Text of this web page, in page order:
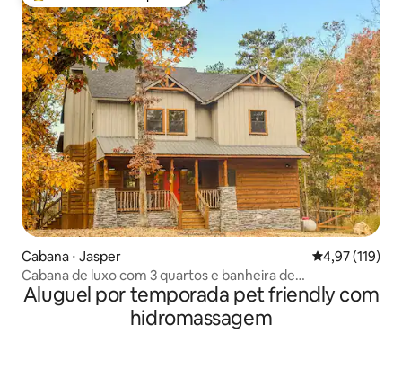
Cabana ⋅ Jasper 4,97 de uma
4,97 (119)
Cabana de luxo com 3 quartos e banheira de
hidromassagem perto de Buffalo River!
Aluguel por temporada pet friendly com
hidromassagem